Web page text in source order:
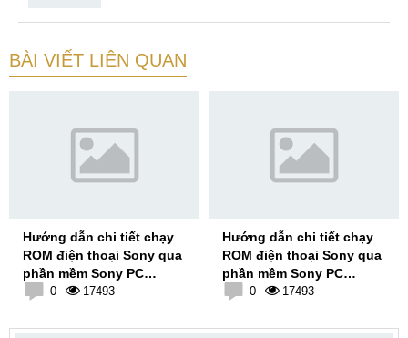
BÀI VIẾT LIÊN QUAN
Hướng dẫn chi tiết chạy
ROM điện thoại Sony qua
phần mềm Sony PC
Companion
0 17493
Hướng dẫn chi tiết chạy
ROM điện thoại Sony qua
phần mềm Sony PC
Companion
0 17493